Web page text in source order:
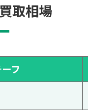
取相場
フ